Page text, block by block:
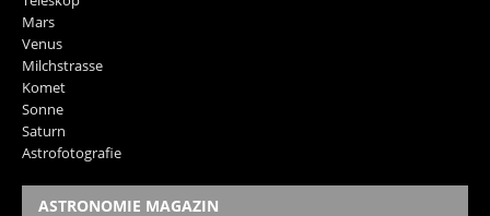
Mars
Venus
Milchstrasse
Komet
Sonne
Saturn
Astrofotografie
ASTRONOMIE MAGAZIN